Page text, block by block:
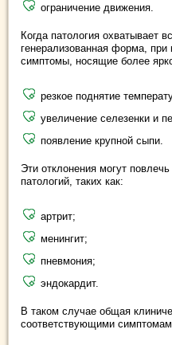
ограничение движения.
Когда патология охватывает
генерализованная форма, при
симптомы, носящие более
резкое поднятие
увеличение селезенки и
появление крупной сыпи.
Эти отклонения могут
патологий, таких как:
артрит;
менингит;
пневмония;
эндокардит.
В таком случае общая
соответствующими